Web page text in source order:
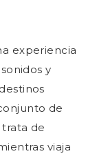
experiencia
y
de
de
viaja